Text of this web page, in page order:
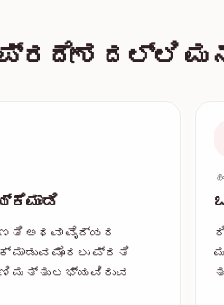
ಮನೆ
ಅಥವಾ ವೈದ್ಯರ
ಮಾಡುವ ಮೊದಲು ಪ್ರತಿ
ಮತ್ತು ಲಭ್ಯವಿರುವ